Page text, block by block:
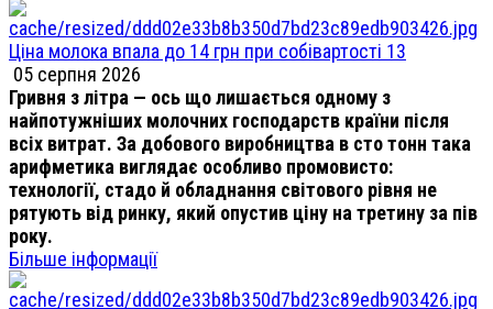
Ціна молока впала до 14 грн при собівартості 13
05 серпня 2026
Гривня з літра — ось що лишається одному з
найпотужніших молочних господарств країни після
всіх витрат. За добового виробництва в сто тонн така
арифметика виглядає особливо промовисто:
технології, стадо й обладнання світового рівня не
рятують від ринку, який опустив ціну на третину за пів
року.
Більше інформації